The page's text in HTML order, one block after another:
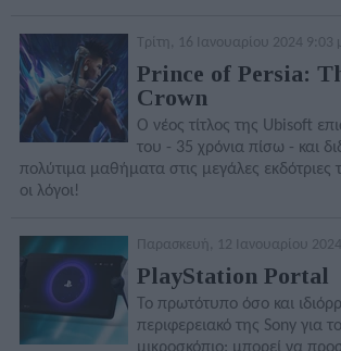
Τρίτη, 16 Ιανουαρίου 2024 9:03
Prince of Persia:
Crown
Ο νέος τίτλος της Ubisoft
του - 35 χρόνια πίσω - και
πολύτιμα μαθήματα στις μεγάλες
οι λόγοι!
Παρασκευή, 12 Ιανουαρίου
PlayStation Portal
Το πρωτότυπο όσο και
περιφερειακό της Sony για